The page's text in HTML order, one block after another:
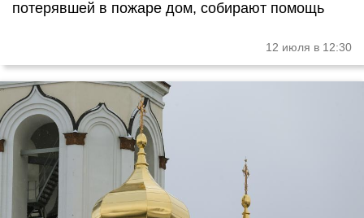
потерявшей в пожаре дом, собирают помощь
12 июля в 12:30